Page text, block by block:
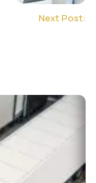
Next Post: